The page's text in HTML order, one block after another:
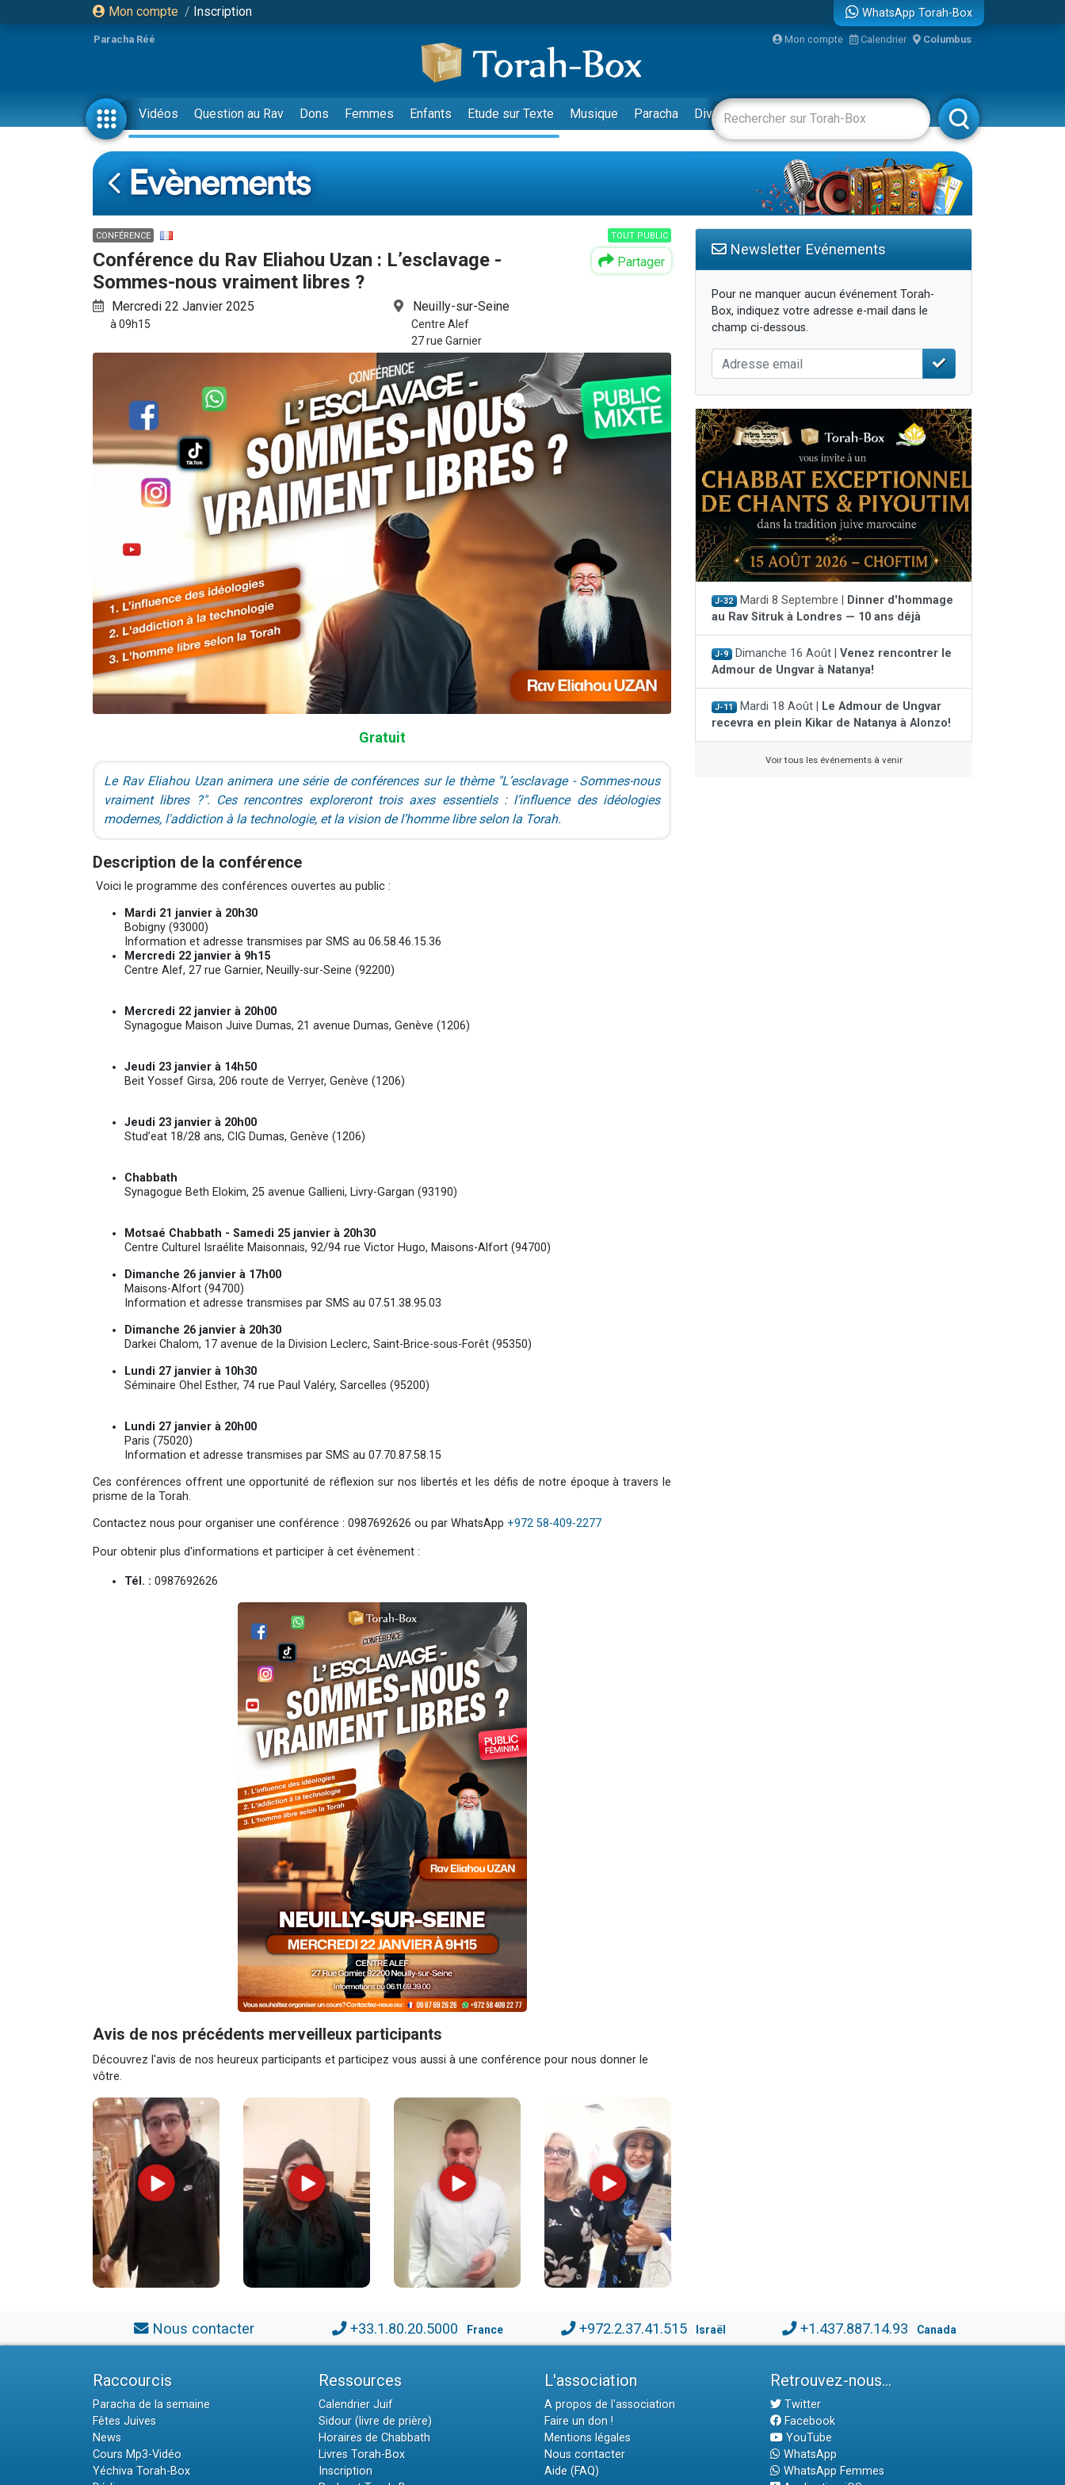
Mon compte / Inscription WhatsApp Torah-Box
Paracha Réé Mon compte Calendrier Columbus
Vidéos Question au Rav Dons Femmes Enfants Etude sur Texte Musique Paracha Divertissements Livres Rabbanim
CONFÉRENCE TOUT PUBLIC
Partager
Conférence du Rav Eliahou Uzan : L’esclavage -
Sommes-nous vraiment libres ?
Mercredi 22 Janvier 2025
à 09h15
Neuilly-sur-Seine
Centre Alef
27 rue Garnier
Gratuit
Le Rav Eliahou Uzan animera une série de conférences sur le thème "L’esclavage - Sommes-nous
vraiment libres ?". Ces rencontres exploreront trois axes essentiels : l’influence des idéologies
modernes, l'addiction à la technologie, et la vision de l’homme libre selon la Torah.
Description de la conférence
Voici le programme des conférences ouvertes au public :
Mardi 21 janvier à 20h30
Bobigny (93000)
Information et adresse transmises par SMS au 06.58.46.15.36
Mercredi 22 janvier à 9h15
Centre Alef, 27 rue Garnier, Neuilly-sur-Seine (92200)
Mercredi 22 janvier à 20h00
Synagogue Maison Juive Dumas, 21 avenue Dumas, Genève (1206)
Jeudi 23 janvier à 14h50
Beit Yossef Girsa, 206 route de Verryer, Genève (1206)
Jeudi 23 janvier à 20h00
Stud’eat 18/28 ans, CIG Dumas, Genève (1206)
Chabbath
Synagogue Beth Elokim, 25 avenue Gallieni, Livry-Gargan (93190)
Motsaé Chabbath - Samedi 25 janvier à 20h30
Centre Culturel Israélite Maisonnais, 92/94 rue Victor Hugo, Maisons-Alfort (94700)
Dimanche 26 janvier à 17h00
Maisons-Alfort (94700)
Information et adresse transmises par SMS au 07.51.38.95.03
Dimanche 26 janvier à 20h30
Darkei Chalom, 17 avenue de la Division Leclerc, Saint-Brice-sous-Forêt (95350)
Lundi 27 janvier à 10h30
Séminaire Ohel Esther, 74 rue Paul Valéry, Sarcelles (95200)
Lundi 27 janvier à 20h00
Paris (75020)
Information et adresse transmises par SMS au 07.70.87.58.15
Ces conférences offrent une opportunité de réflexion sur nos libertés et les défis de notre époque à travers le
prisme de la Torah.
Contactez nous pour organiser une conférence : 0987692626 ou par WhatsApp +972 58-409-2277
Pour obtenir plus d'informations et participer à cet évènement :
Tél. : 0987692626
Avis de nos précédents merveilleux participants
Découvrez l'avis de nos heureux participants et participez vous aussi à une conférence pour nous donner le
vôtre.
Newsletter Evénements
Pour ne manquer aucun événement Torah-
Box, indiquez votre adresse e-mail dans le
champ ci-dessous.
J-32 Mardi 8 Septembre |
Dinner d'hommage
au Rav Sitruk à Londres — 10 ans déjà
J-9 Dimanche 16 Août | Venez rencontrer le
Admour de Ungvar à Natanya!
J-11 Mardi 18 Août |
Le Admour de Ungvar
recevra en plein Kikar de Natanya à Alonzo!
Voir tous les événements à venir
Nous contacter +33.1.80.20.5000 France +972.2.37.41.515 Israël +1.437.887.14.93 Canada
Raccourcis
Paracha de la semaine
Fêtes Juives
News
Cours Mp3-Vidéo
Yéchiva Torah-Box
Ressources
Calendrier Juif
Sidour (livre de prière)
Horaires de Chabbath
Livres Torah-Box
Inscription
L'association
A propos de l'association
Faire un don !
Mentions légales
Nous contacter
Aide (FAQ)
Retrouvez-nous...
Twitter
Facebook
YouTube
WhatsApp
WhatsApp Femmes